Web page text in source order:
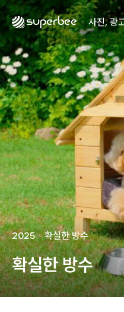
사진, 광
웹사이
제품디자
동영상,
동영상,
동영상,
웹사이
사진, 광
패키지,
동영상 -
동영상 -
동영상 -
동영상
동영상 -
사진, 광
사진, 광
웹사이
제품디
동영상,
동영상,
동영상,
2025ㆍ확실한 방수
확실한 방수